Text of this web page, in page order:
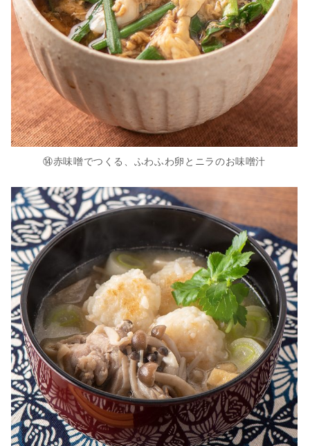
⑭赤味噌でつくる、ふわふわ卵とニラのお味噌汁